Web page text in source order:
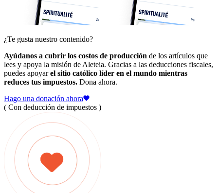
¿Te gusta nuestro contenido?
Ayúdanos a cubrir los costos de producción de los artículos que
lees y apoya la misión de Aleteia. Gracias a las deducciones fiscales,
puedes apoyarel sitio católico líder en el mundo mientras
reduces tus impuestos. Dona ahora.
Hago una donación ahora
( Con deducción de impuestos )